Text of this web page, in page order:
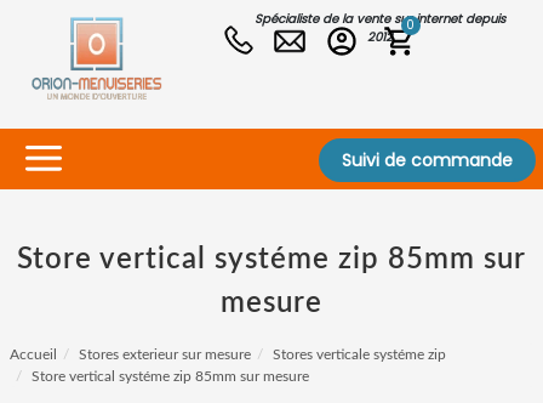
Spécialiste de la vente sur internet depuis
2012
0
Suivi de commande
Store vertical systéme zip 85mm sur
mesure
Accueil Stores exterieur sur mesure
Stores verticale systéme zip
Store vertical systéme zip 85mm sur mesure